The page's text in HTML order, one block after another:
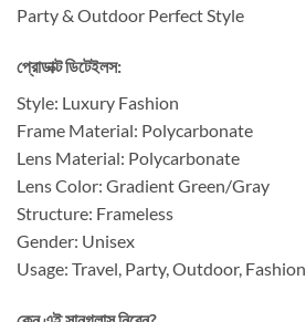
Party & Outdoor Perfect Style
প্রোডাক্ট ডিটেইলস:
Style: Luxury Fashion
Frame Material: Polycarbonate
Lens Material: Polycarbonate
Lens Color: Gradient Green/Gray
Structure: Frameless
Gender: Unisex
Usage: Travel, Party, Outdoor, Fashion